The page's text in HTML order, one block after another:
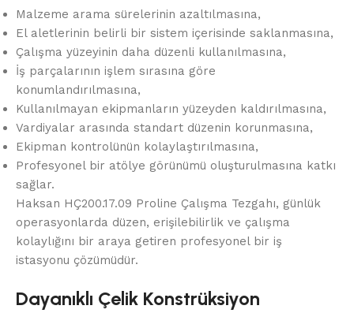
Malzeme arama sürelerinin azaltılmasına,
El aletlerinin belirli bir sistem içerisinde saklanmasına,
Çalışma yüzeyinin daha düzenli kullanılmasına,
İş parçalarının işlem sırasına göre
konumlandırılmasına,
Kullanılmayan ekipmanların yüzeyden kaldırılmasına,
Vardiyalar arasında standart düzenin korunmasına,
Ekipman kontrolünün kolaylaştırılmasına,
Profesyonel bir atölye görünümü oluşturulmasına katkı
sağlar.
Haksan HÇ200.17.09 Proline Çalışma Tezgahı, günlük
operasyonlarda düzen, erişilebilirlik ve çalışma
kolaylığını bir araya getiren profesyonel bir iş
istasyonu çözümüdür.
Dayanıklı Çelik Konstrüksiyon